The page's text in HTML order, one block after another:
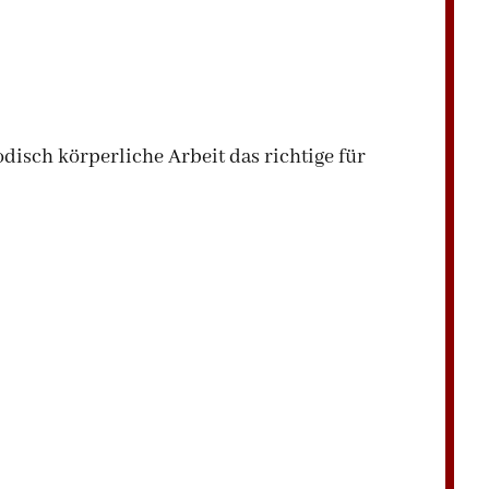
körperliche Arbeit das richtige für